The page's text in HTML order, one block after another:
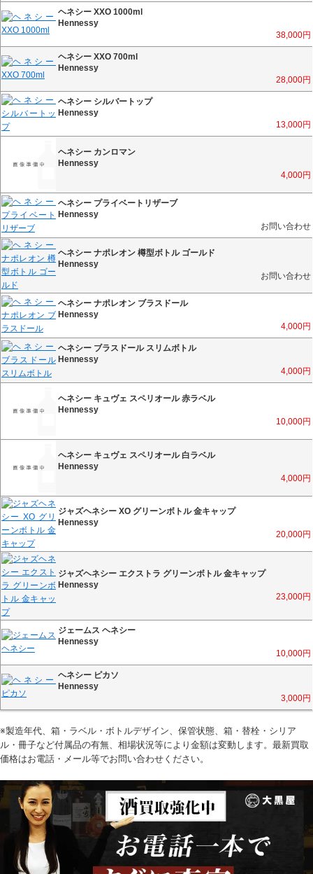
ヘネシー XXO 1000ml
Hennessy
38,000円
ヘネシー XXO 700ml
Hennessy
28,000円
ヘネシー シルバートップ
Hennessy
13,000円
ヘネシー カンロマン
Hennessy
4,000円
ヘネシー プライベートリザーブ
Hennessy
お問い合わせ
ヘネシー ナポレオン 樽型ボトル ゴールド
Hennessy
お問い合わせ
ヘネシー ナポレオン ブラスドール
Hennessy
4,000円
ヘネシー ブラスドール スリムボトル
Hennessy
4,000円
ヘネシー キュヴェ スペリオール 赤ラベル
Hennessy
10,000円
ヘネシー キュヴェ スペリオール 白ラベル
Hennessy
4,000円
ジャズヘネシー XO グリーンボトル 金キャップ
Hennessy
20,000円
ジャズヘネシー エクストラ グリーンボトル 金キャップ
Hennessy
23,000円
ジェームス ヘネシー
Hennessy
10,000円
ヘネシー ピカソ
Hennessy
3,000円
※製造年代、箱・ラベル・ボトルデザイン、保管状態、箱・替栓・シリア
ル・冊子など付属品の有無、相場状況等により金額は変動します。最新買取
価格はお電話・メール等でお問い合わせください。